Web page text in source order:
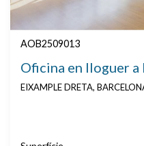
AOB2509013
Oficina en lloguer a
EIXAMPLE DRETA,